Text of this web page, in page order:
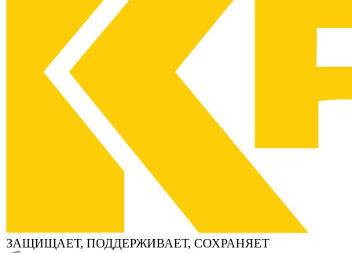
ЗАЩИЩАЕТ, ПОДДЕРЖИВАЕТ, СОХРАНЯЕТ